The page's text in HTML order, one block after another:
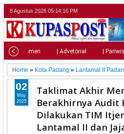
8 Agustus 2026 05:14:18 PM
| Parlemen | Advetorial |
Home » Kota Padang » Lantamal II
Taklimat Akhir
Berakhirnya Audit
Dilakukan TIM
Lantamal II dan
02
May
2025